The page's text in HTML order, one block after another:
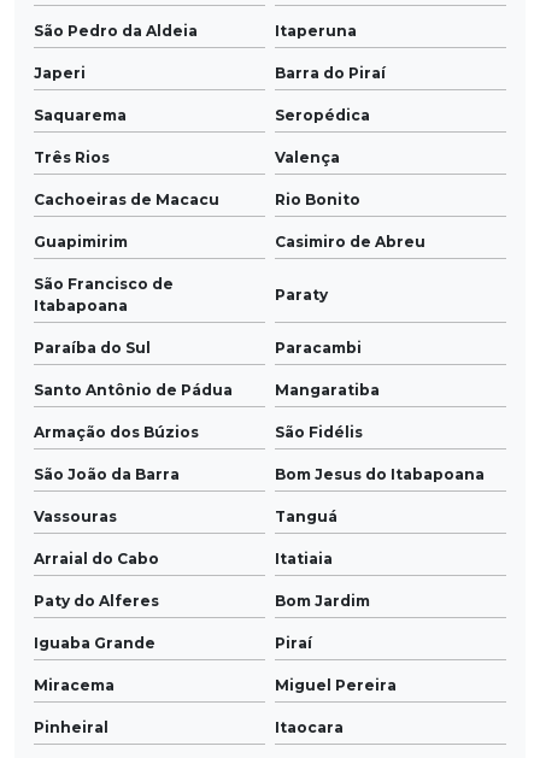
São Pedro da Aldeia Itaperuna
Japeri Barra do Piraí
Saquarema Seropédica
Três Rios Valença
Cachoeiras de Macacu Rio Bonito
Guapimirim Casimiro de Abreu
São Francisco de
Itabapoana
Paraty
Paraíba do Sul Paracambi
Santo Antônio de Pádua Mangaratiba
Armação dos Búzios São Fidélis
São João da Barra Bom Jesus do Itabapoana
Vassouras Tanguá
Arraial do Cabo Itatiaia
Paty do Alferes Bom Jardim
Iguaba Grande Piraí
Miracema Miguel Pereira
Pinheiral Itaocara